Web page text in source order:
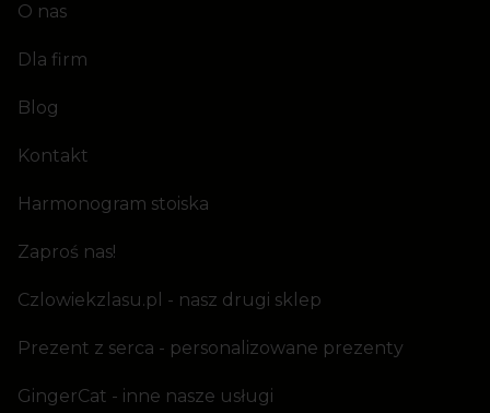
O nas
Dla firm
Blog
Kontakt
Harmonogram stoiska
Zaproś nas!
Czlowiekzlasu.pl - nasz drugi sklep
Prezent z serca - personalizowane prezenty
GingerCat - inne nasze usługi